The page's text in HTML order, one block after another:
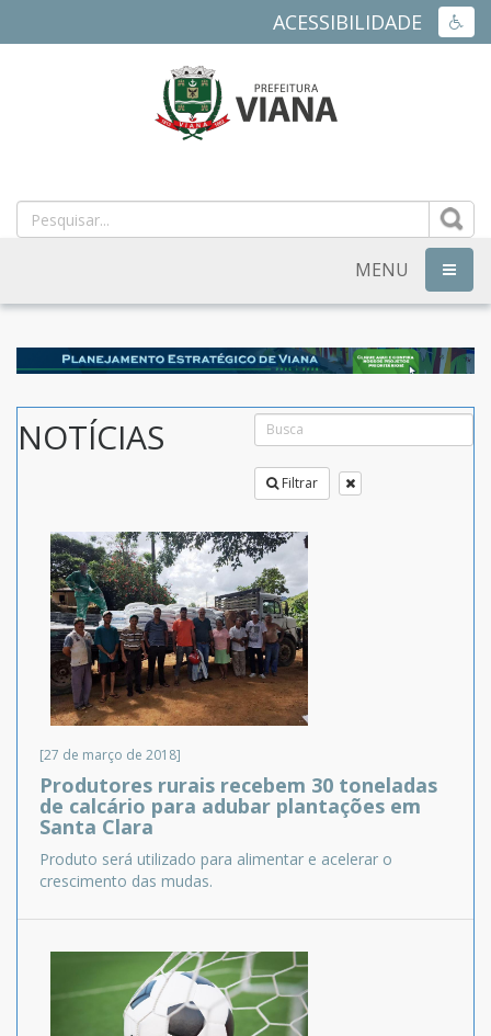
ACESSIBILIDADE
MUNICIPAL
DE
VIANA
ES
MENU
NOTÍCIAS
Filtrar
[27 de março de 2018]
Produtores rurais recebem 30 toneladas
de calcário para adubar plantações em
Santa Clara
Produto será utilizado para alimentar e acelerar o
crescimento das mudas.